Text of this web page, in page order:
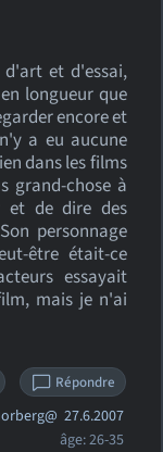
et d'essai,
longueur que
encore et
a eu aucune
dans les films
grand-chose à
et de dire des
personnage
être était-ce
essayait
mais je n'ai
Répondre
27.6.2007
âge: 26-35